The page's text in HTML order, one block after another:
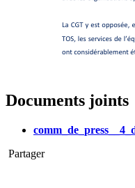
Documents joints
Partager